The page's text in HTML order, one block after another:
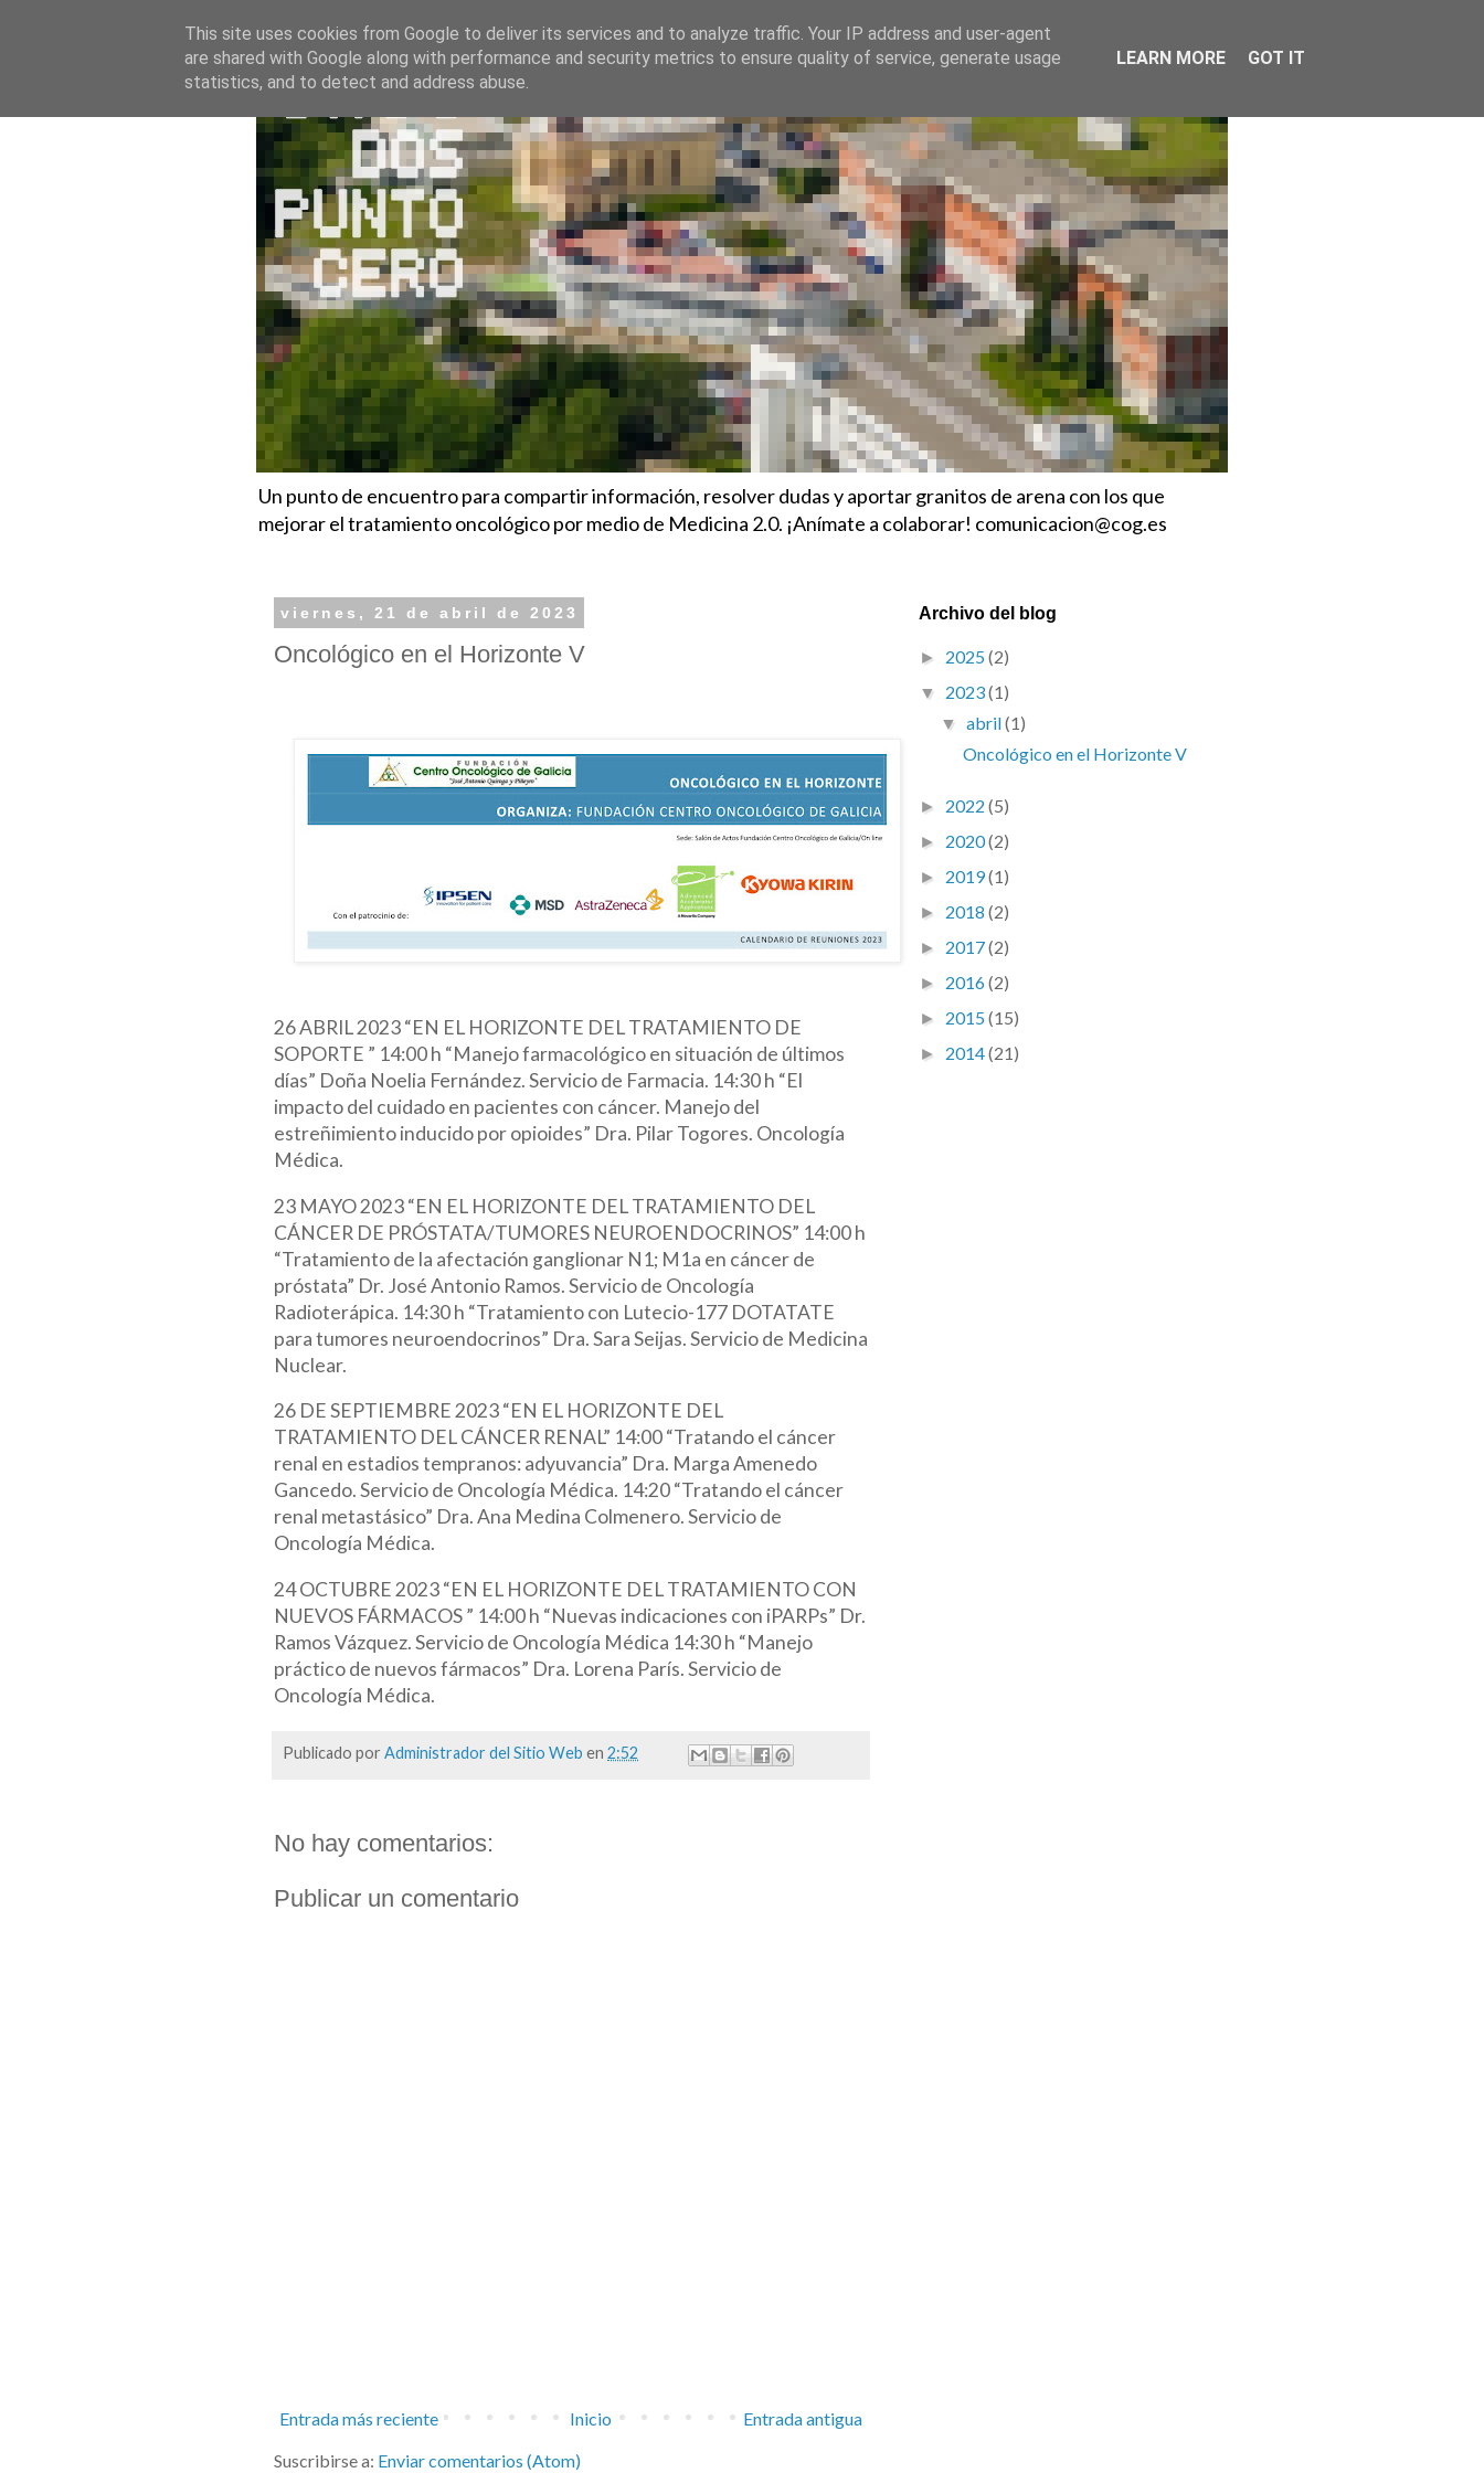
Un punto de encuentro para compartir información, resolver dudas y aportar granitos de arena con los que
mejorar el tratamiento oncológico por medio de Medicina 2.0. ¡Anímate a colaborar! comunicacion@cog.es
viernes, 21 de abril de 2023
Oncológico en el Horizonte V
26 ABRIL 2023 “EN EL HORIZONTE DEL TRATAMIENTO DE
SOPORTE ” 14:00 h “Manejo farmacológico en situación de últimos
días” Doña Noelia Fernández. Servicio de Farmacia. 14:30 h “El
impacto del cuidado en pacientes con cáncer. Manejo del
estreñimiento inducido por opioides” Dra. Pilar Togores. Oncología
Médica.
23 MAYO 2023 “EN EL HORIZONTE DEL TRATAMIENTO DEL
CÁNCER DE PRÓSTATA/TUMORES NEUROENDOCRINOS” 14:00 h
“Tratamiento de la afectación ganglionar N1; M1a en cáncer de
próstata” Dr. José Antonio Ramos. Servicio de Oncología
Radioterápica. 14:30 h “Tratamiento con Lutecio-177 DOTATATE
para tumores neuroendocrinos” Dra. Sara Seijas. Servicio de Medicina
Nuclear.
26 DE SEPTIEMBRE 2023 “EN EL HORIZONTE DEL
TRATAMIENTO DEL CÁNCER RENAL” 14:00 “Tratando el cáncer
renal en estadios tempranos: adyuvancia” Dra. Marga Amenedo
Gancedo. Servicio de Oncología Médica. 14:20 “Tratando el cáncer
renal metastásico” Dra. Ana Medina Colmenero. Servicio de
Oncología Médica.
24 OCTUBRE 2023 “EN EL HORIZONTE DEL TRATAMIENTO CON
NUEVOS FÁRMACOS ” 14:00 h “Nuevas indicaciones con iPARPs” Dr.
Ramos Vázquez. Servicio de Oncología Médica 14:30 h “Manejo
práctico de nuevos fármacos” Dra. Lorena París. Servicio de
Oncología Médica.
Publicado por Administrador del Sitio Web en 2:52
No hay comentarios:
Publicar un comentario
Entrada más reciente Entrada antigua
Inicio
Suscribirse a: Enviar comentarios (Atom)
Archivo del blog
► 2025(2)
▼ 2023(1)
▼abril(1)
Oncológico en el Horizonte V
► 2022 (5)
► 2020(2)
► 2019(1)
► 2018 (2)
► 2017(2)
► 2016(2)
► 2015(15)
► 2014(21)
This site uses cookies from Google to deliver its services and to analyze traffic. Your IP address and user-agent
are shared with Google along with performance and security metrics to ensure quality of service, generate usage
statistics, and to detect and address abuse.
LEARN MORE GOT IT